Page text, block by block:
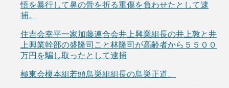
悟を暴行して鼻の骨を折る重傷を負わせたとして逮
捕。
住吉会幸平一家加藤連合会井上興業組長の井上敦と井
上興業幹部の盛隆司こと林隆司が高齢者から５５００
万円を騙し取ったとして逮捕
極東会榎本組若頭鳥巣組組長の鳥巣正道。